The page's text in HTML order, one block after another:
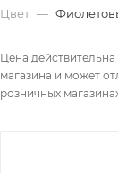
Цвет —
Цена
магазина и может
розничных